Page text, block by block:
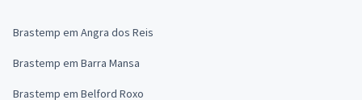
Brastemp em Angra dos Reis
Brastemp em Barra Mansa
Brastemp em Belford Roxo